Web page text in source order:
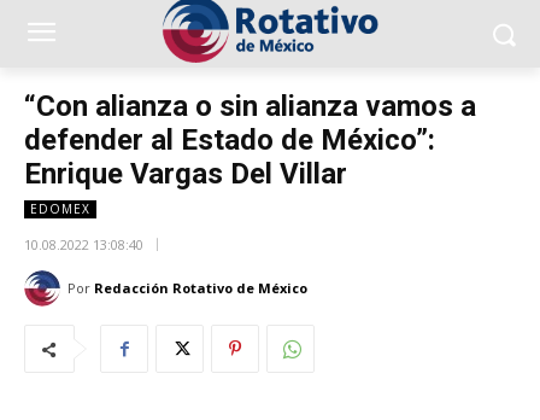
“Con alianza o sin alianza vamos a
defender al Estado de México”:
Enrique Vargas Del Villar
EDOMEX
10.08.2022 13:08:40
Por Redacción Rotativo de México